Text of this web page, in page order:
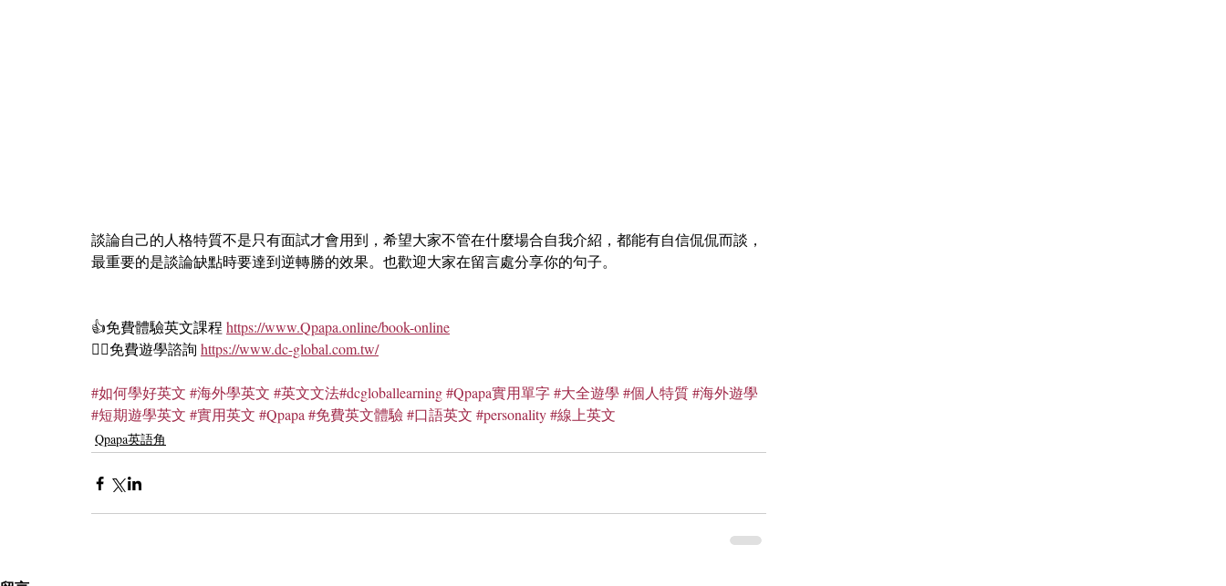
談論自己的人格特質不是只有面試才會用到，希望大家不管在什麼場合自我介紹，都能有自信侃侃而談，
最重要的是談論缺點時要達到逆轉勝的效果。也歡迎大家在留言處分享你的句子。
👍免費體驗英文課程 https://www.Qpapa.online/book-online
🏄‍♀️免費遊學諮詢 https://www.dc-global.com.tw/
#如何學好英文 #海外學英文 #英文文法#dcgloballearning#Qpapa實用單字#大全遊學#個人特質#海外遊學
#短期遊學英文 #實用英文 #Qpapa#免費英文體驗#口語英文 #personality#線上英文
Qpapa英語角